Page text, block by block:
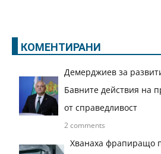
КОМЕНТИРАНИ
Демерджиев за
Бавните действия на
от справедливост
2 comments
Хванаха фрапиращо